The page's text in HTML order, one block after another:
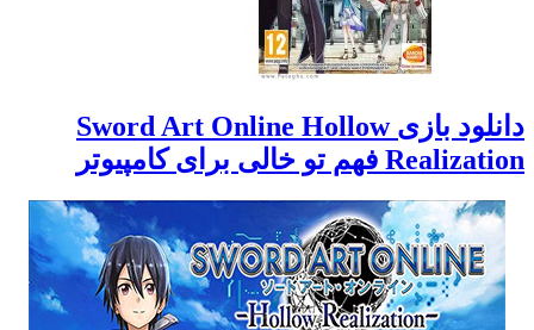
دانلود بازی Sword Art Online Hollow
Realization فهم تو خالی برای کامپیوتر